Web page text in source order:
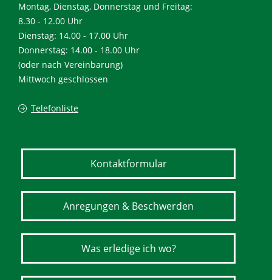
Montag, Dienstag, Donnerstag und Freitag:
8.30 - 12.00 Uhr
Dienstag: 14.00 - 17.00 Uhr
Donnerstag: 14.00 - 18.00 Uhr
(oder nach Vereinbarung)
Mittwoch geschlossen
Telefonliste
Kontaktformular
Anregungen & Beschwerden
Was erledige ich wo?